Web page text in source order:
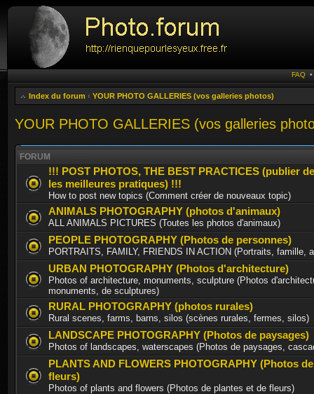
FAQ
Index du forum ‹ YOUR PHOTO GALLERIES (vos galleries photos)
YOUR PHOTO GALLERIES (vos galleries
FORUM
!!! POST PHOTOS, THE BEST PRACTICES (publier
les meilleures pratiques) !!!
How to post new topics (Comment créer de nouveaux topic)
ANIMALS PHOTOGRAPHY (photos d'animaux)
ALL ANIMALS PICTURES (Toutes les photos d'animaux)
PEOPLE PHOTOGRAPHY (Photos de personnes)
PORTRAITS, FAMILY, FRIENDS IN ACTION (Portraits, famille,
URBAN PHOTOGRAPHY (Photos d'architecture)
Photos of architecture, monuments, sculpture (Photos
monuments, de sculptures)
RURAL PHOTOGRAPHY (photos rurales)
Rural scenes, farms, barns, silos (scènes rurales, fermes, silos)
LANDSCAPE PHOTOGRAPHY (Photos de paysages)
Photos of landscapes, waterscapes (Photos de paysages,
PLANTS AND FLOWERS PHOTOGRAPHY (Photos
fleurs)
Photos of plants and flowers (Photos de plantes et de fleurs)